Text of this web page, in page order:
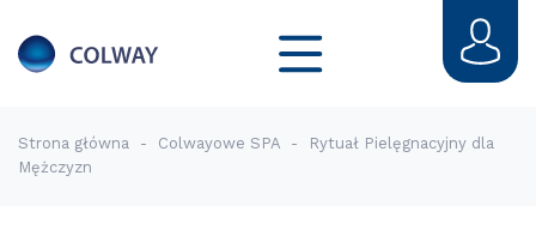
Strona główna - Colwayowe SPA -
Rytuał Pielęgnacyjny dla
Mężczyzn